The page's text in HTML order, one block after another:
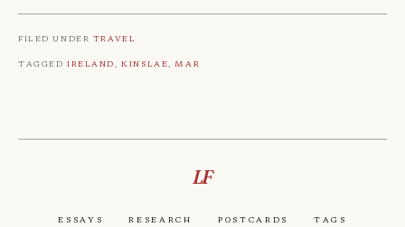
Filed under Travel
TaggedIreland ,Kinslae Mar
LF
Essays Research Postcards Tags